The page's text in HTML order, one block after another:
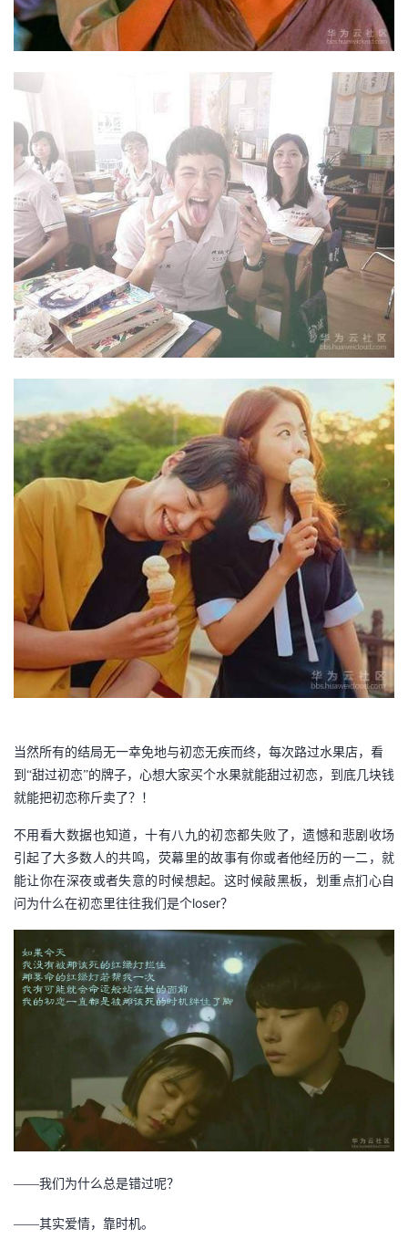
开
者
学
堂
我
的
课
我
的
证
我
实
验
的
收
的
Programs
我
的
支
持
我
的
技
术
持
我
的
云
建
议
当然所有的结局无一幸免地与初恋无疾而终，每次路过水果店，看
到“甜过初恋”的牌子，心想大家买个水果就能甜过初恋，到底几块钱
就能把初恋称斤卖了？！
不用看大数据也知道，十有八九的初恋都失败了，遗憾和悲剧收场
引起了大多数人的共鸣，荧幕里的故事有你或者他经历的一二，就
能让你在深夜或者失意的时候想起。这时候敲黑板，划重点扪心自
问为什么在初恋里往往我们是个loser？
——我们为什么总是错过呢？
——其实爱情，靠时机。